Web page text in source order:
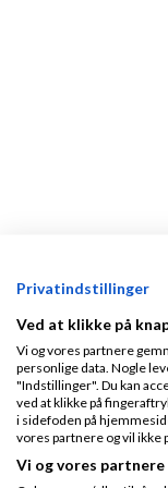
Privatindstillinger
Ved at klikke på
Vi og vores partnere
personlige data. Nogle
"Indstillinger". Du kan
ved at klikke på
i sidefoden på
vores partnere og vil ikke
Vi og vores